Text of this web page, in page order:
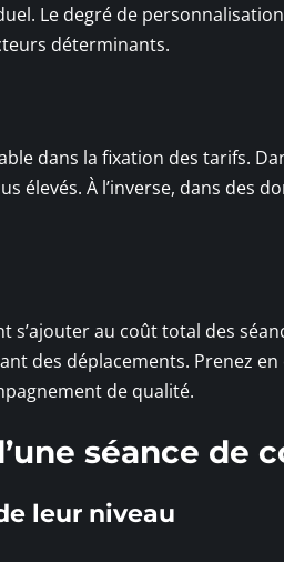
Le degré de
déterminants.
dans la fixation des tarifs.
élevés. À l’inverse, dans des
s’ajouter au coût total des
des déplacements. Prenez
de qualité.
séance de
leur niveau